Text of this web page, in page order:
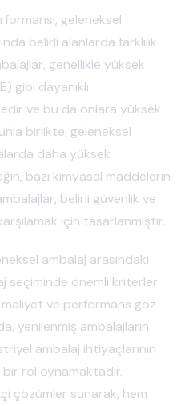
geleneksel
belirli alanlarda farklılık
genellikle yüksek
gibi dayanıklı
ve bu da onlara yüksek
birlikte, geleneksel
daha yüksek
bazı kimyasal maddelerin
belirli güvenlik ve
için tasarlanmıştır.
ambalaj arasındaki
seçiminde önemli kriterler
ve performans göz
yenilenmiş ambalajların
ambalaj ihtiyaçlarının
bir rol oynamaktadır.
çözümler sunarak, hem